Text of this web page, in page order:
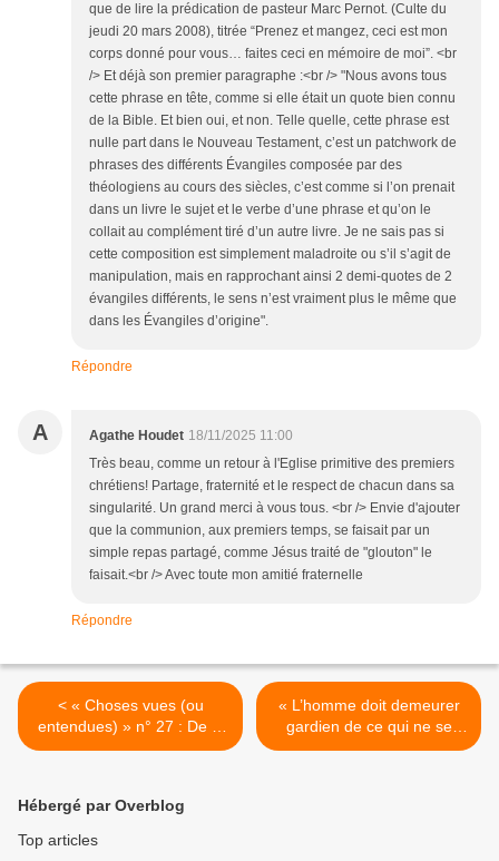
que de lire la prédication de pasteur Marc Pernot. (Culte du
jeudi 20 mars 2008), titrée “Prenez et mangez, ceci est mon
corps donné pour vous… faites ceci en mémoire de moi”. <br
/> Et déjà son premier paragraphe :<br /> "Nous avons tous
cette phrase en tête, comme si elle était un quote bien connu
de la Bible. Et bien oui, et non. Telle quelle, cette phrase est
nulle part dans le Nouveau Testament, c’est un patchwork de
phrases des différents Évangiles composée par des
théologiens au cours des siècles, c’est comme si l’on prenait
dans un livre le sujet et le verbe d’une phrase et qu’on le
collait au complément tiré d’un autre livre. Je ne sais pas si
cette composition est simplement maladroite ou s’il s’agit de
manipulation, mais en rapprochant ainsi 2 demi-quotes de 2
évangiles différents, le sens n’est vraiment plus le même que
dans les Évangiles d’origine".
Répondre
A Agathe Houdet 18/11/2025 11:00
Très beau, comme un retour à l'Eglise primitive des premiers
chrétiens! Partage, fraternité et le respect de chacun dans sa
singularité. Un grand merci à vous tous. <br /> Envie d'ajouter
que la communion, aux premiers temps, se faisait par un
simple repas partagé, comme Jésus traité de "glouton" le
faisait.<br /> Avec toute mon amitié fraternelle
Répondre
< « Choses vues (ou
entendues) » n° 27 : De la
transparence
« L’homme doit demeurer
gardien de ce qui ne se
calcule pas » >
Hébergé par Overblog
Top articles